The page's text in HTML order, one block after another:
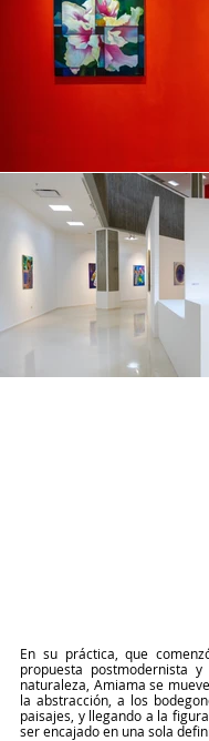
En su práctica, que
propuesta postmodernista
naturaleza, Amiama se
la abstracción, a los
paisajes, y llegando a la
ser encajado en una sola